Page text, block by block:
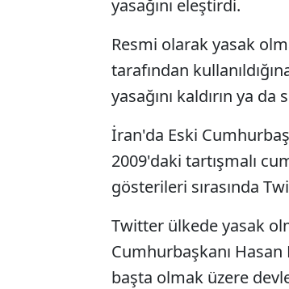
yasağını eleştirdi.
Resmi olarak yasak
tarafından
yasağını kaldırın ya
İran'da Eski
2009'daki tartışmalı
gösterileri sırasında
Twitter ülkede yasak
Cumhurbaşkanı
başta olmak üzere